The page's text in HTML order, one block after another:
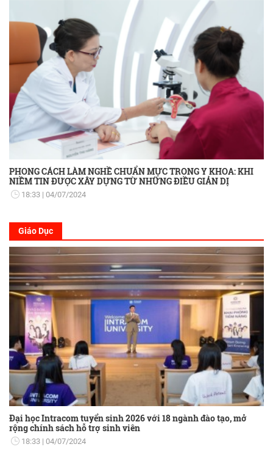
PHONG CÁCH LÀM NGHỀ CHUẨN MỰC TRONG Y KHOA: KHI
NIỀM TIN ĐƯỢC XÂY DỰNG TỪ NHỮNG ĐIỀU GIẢN DỊ
18:33 04/07/2024
Giáo Dục
Đại học Intracom tuyển sinh 2026 với 18 ngành đào tạo, mở
rộng chính sách hỗ trợ sinh viên
18:33 04/07/2024